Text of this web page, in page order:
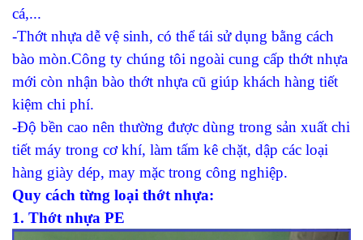
cá,...
-Thớt nhựa dễ vệ sinh, có thể tái sử dụng bằng cách
bào mòn.Công ty chúng tôi ngoài cung cấp thớt nhựa
mới còn nhận bào thớt nhựa cũ giúp khách hàng tiết
kiệm chi phí.
-Độ bền cao nên thường được dùng trong sản xuất chi
tiết máy trong cơ khí, làm tấm kê chặt, dập các loại
hàng giày dép, may mặc trong công nghiệp.
Quy cách từng loại thớt nhựa:
1. Thớt nhựa PE